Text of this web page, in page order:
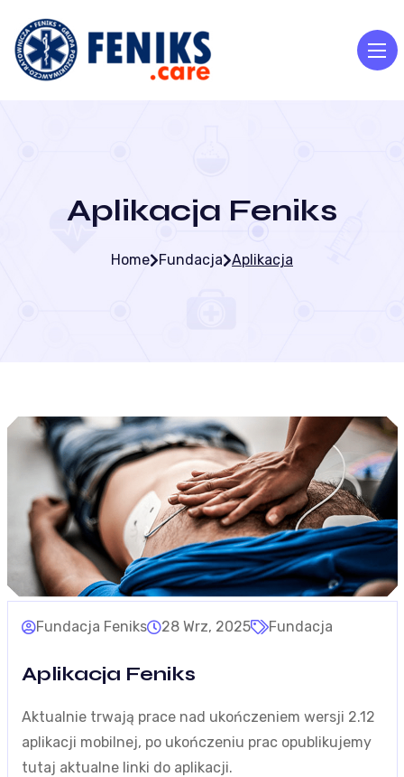
Aplikacja Feniks
Home Fundacja Aplikacja
Fundacja Feniks 28 Wrz, 2025 Fundacja
Aplikacja Feniks
Aktualnie trwają prace nad ukończeniem wersji 2.12
aplikacji mobilnej, po ukończeniu prac opublikujemy
tutaj aktualne linki do aplikacji.